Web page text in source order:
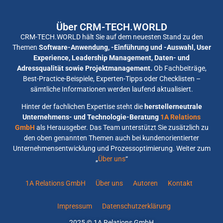
Über CRM-TECH.WORLD
CRM-TECH.WORLD hält Sie auf dem neuesten Stand zu den
Themen Software-Anwendung, -Einführung und -Auswahl, User
Experience, Leadership Management, Daten- und
Adressqualität sowie Projektmanagement. Ob Fachbeiträge,
Best-Practice-Beispiele, Experten-Tipps oder Checklisten –
sämtliche Informationen werden laufend aktualisiert.
Hinter der fachlichen Expertise steht die herstellerneutrale
Unternehmens- und Technologie-Beratung 1A Relations
GmbH als Herausgeber. Das Team unterstützt Sie zusätzlich zu
den oben genannten Themen auch bei kundenorientierter
Unternehmensentwicklung und Prozessoptimierung. Weiter zum
„Über uns“
1A Relations GmbH Über uns Autoren Kontakt
Impressum Datenschutzerklärung